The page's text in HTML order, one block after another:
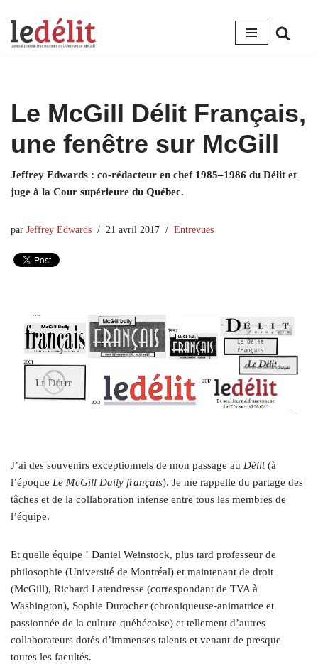
Aller
Le McGill Délit Français,
une fenêtre sur McGill
Jeffrey Edwards : co-rédacteur en chef 1985–1986 du Délit et
juge à la Cour supérieure du Québec.
par Jeffrey Edwards 21 avril 2017 Entrevues
J’ai des souvenirs exceptionnels de mon passage au Délit(à
l’époque Le McGill Daily français). Je me rappelle du partage des
tâches et de la collaboration intense entre tous les membres de
l’équipe.
Et quelle équipe ! Daniel Weinstock, plus tard professeur de
philosophie (Université de Montréal) et maintenant de droit
(McGill), Richard Latendresse (correspondant de TVA à
Washington), Sophie Durocher (chroniqueuse-animatrice et
passionnée de la culture québécoise) et tellement d’autres
collaborateurs dotés d’immenses talents et venant de presque
toutes les facultés.